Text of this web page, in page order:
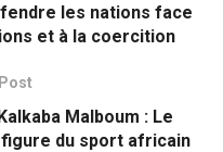
les nations face
et à la coercition
Malboum : Le
du sport africain